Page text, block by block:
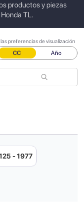
productos y piezas
TL.
preferencias de visualización
CC Año
- 1977